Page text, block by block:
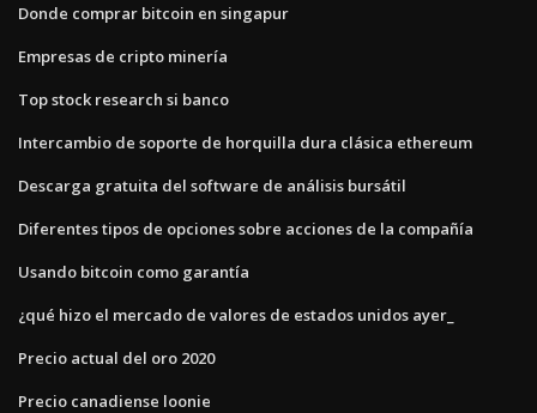
Donde comprar bitcoin en singapur
Empresas de cripto minería
Top stock research si banco
Intercambio de soporte de horquilla dura clásica ethereum
Descarga gratuita del software de análisis bursátil
Diferentes tipos de opciones sobre acciones de la compañía
Usando bitcoin como garantía
¿qué hizo el mercado de valores de estados unidos ayer_
Precio actual del oro 2020
Precio canadiense loonie